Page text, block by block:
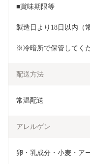
■賞味期限等
製造日より18日以内（
※冷暗所で保管してく
配送方法
常温配送
アレルゲン
卵・乳成分・小麦・ア